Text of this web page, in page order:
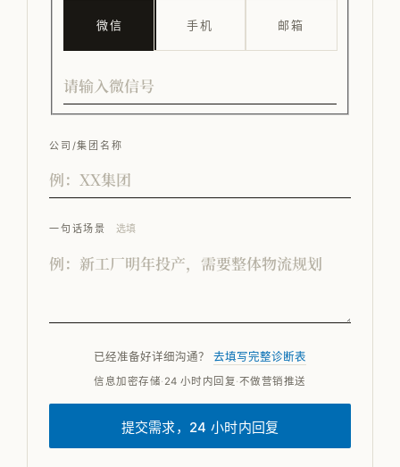
微信 手机 邮箱
公司/集团名称
一句话场景 选填
已经准备好详细沟通？ 去填写完整诊断表
信息加密存储· 24 小时内回复·不做营销推送
提交需求，24 小时内回复